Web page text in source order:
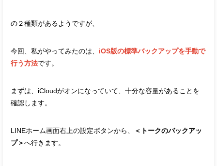
の２種類があるようですが、
今回、私がやってみたのは、 iOS版の標準バックアップを手動で
行う方法です。
まずは、iCloudがオンになっていて、十分な容量があることを
確認します。
LINEホーム画面右上の設定ボタンから、
＜トークのバックアッ
プ＞へ行きます。